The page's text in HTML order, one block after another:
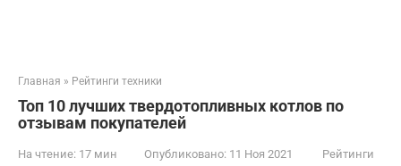
Главная » Рейтинги техники
Топ 10 лучших твердотопливных котлов по
отзывам покупателей
На чтение: 17 мин Опубликовано: 11 Ноя 2021
Рейтинги